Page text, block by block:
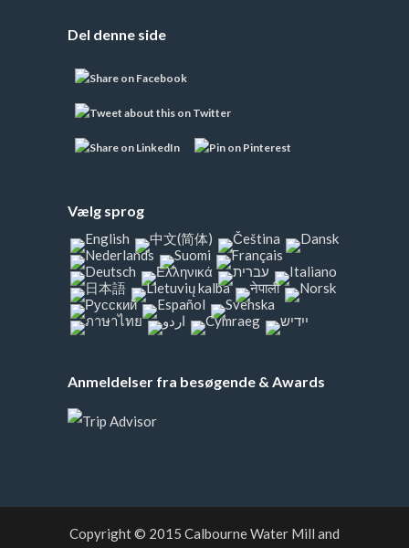
Del denne side
Vælg sprog
Anmeldelser fra besøgende & Awards
Copyright © 2015 Calbourne Water Mill and